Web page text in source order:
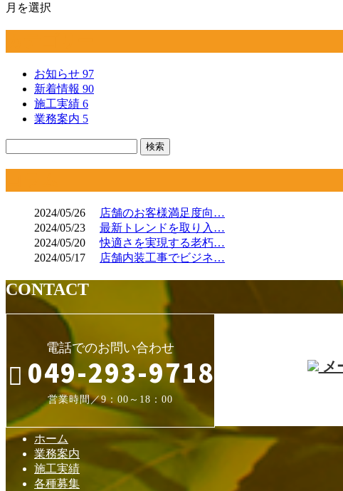
月を選択
お知らせ 97
新着情報 90
施工実績 6
業務案内 5
2024/05/26
店舗のお客様満足度向…
2024/05/23
最新トレンドを取り入…
2024/05/20
快適さを実現する老朽…
2024/05/17
店舗内装工事でビジネ…
CONTACT
電話でのお問い合わせ
049-293-9718
営業時間／9：00～18：00
メ
ホーム
業務案内
施工実績
各種募集